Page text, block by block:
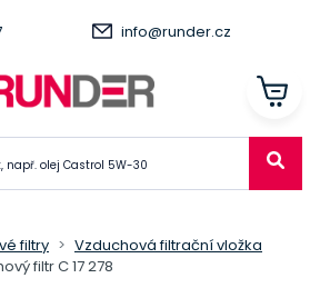
info@runder.cz
filtry
Vzduchová filtrační vložka
filtr C 17 278